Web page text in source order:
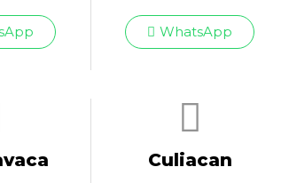
WhatsApp
Culiacan